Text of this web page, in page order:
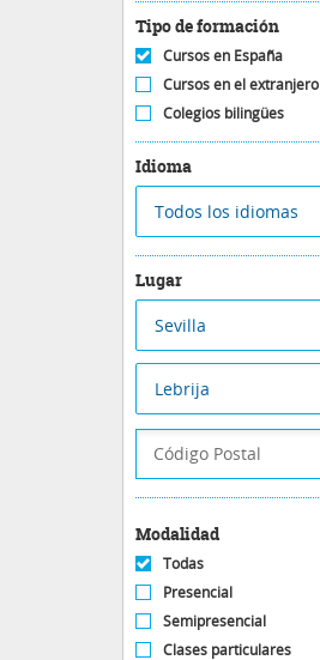
Tipo de formación
Cursos en España
Cursos en el extranjero
Colegios bilingües
Idioma
Todos los idiomas
Lugar
Sevilla
Lebrija
Modalidad
Todas
Presencial
Semipresencial
Clases particulares